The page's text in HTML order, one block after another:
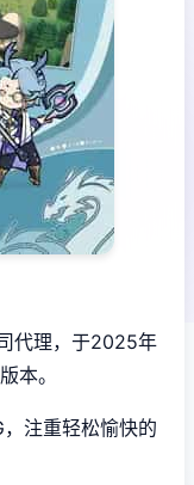
代理，于2025年
本。
注重轻松愉快的